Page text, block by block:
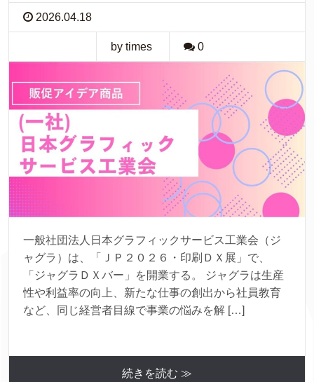
2026.04.18
by times 0
一般社団法人日本グラフィックサービス工業会（ジ
ャグラ）は、「ＪＰ２０２６・印刷ＤＸ展」で、
「ジャグラＤＸバー」を開業する。 ジャグラは生産
性や利益率の向上、新たな仕事の創出から社員教育
など、同じ経営者目線で事業の悩みを解 […]
続きを読む ≫